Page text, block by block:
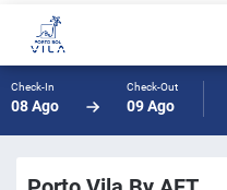
Check-In
08 Ago
Check-Out
09 Ago